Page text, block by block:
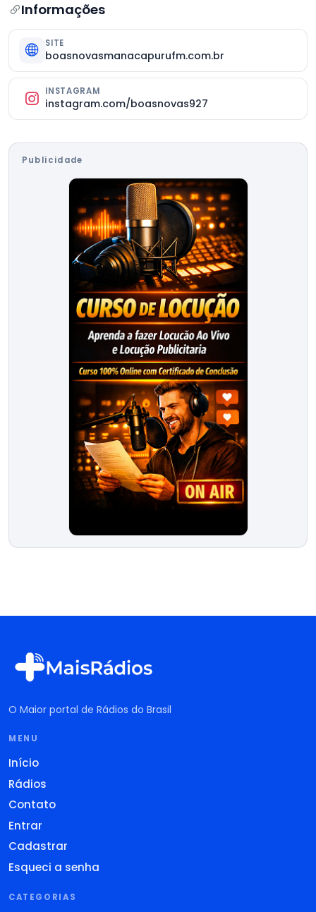
Informações
SITE
boasnovasmanacapurufm.com.br
INSTAGRAM
instagram.com/boasnovas927
Publicidade
O Maior portal de Rádios do Brasil
MENU
Início
Rádios
Contato
Entrar
Cadastrar
Esqueci a senha
CATEGORIAS